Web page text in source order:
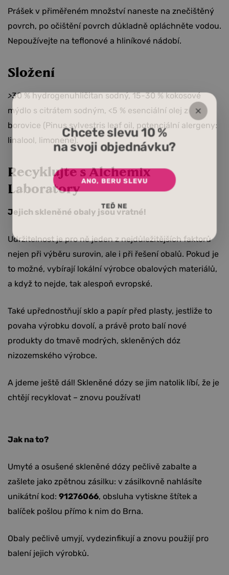
Prášek v přiměřeném množství naneste na znečištěný
povrch, po očištění povrch důkladně opláchněte vodou.
Nepoužívejte na teflonové a hliníkové nádobí.
Složení
>30 % hydrogenuhličitan sodný, 15-30 % kokosové
mýdlo s citrátem sodným, <5 % esenciální olej z
borovice (Pinus sylvestris leaf oil, potenciální alergeny:
linalool, limonene).
Recyklujte s Alchemix
Laboratory
Jejich skleněné obaly jsou vratné!
Udržitelnost je pro ně jeden z nejdůležitějších faktorů
nejen při výběru surovin, ale i při řešení obalů. Pokud je
to možné, vybírají lokální výrobce obalových materiálů,
a když to nejde, tak alespoň evropské.
Také upřednostňují sklo a papír před plasty, jestliže to
povaha výrobku dovolí, a právě proto balí nové
produkty do tmavě modrých, skleněných dóz
nizozemského výrobce.
A jdeme ještě dál! Skleněné dózy se jim natolik líbí, že je
chtějí recyklovat – znovu používat!
Jak na to?
Umyté a osušené skleněné dózy pečlivě zabalte a
zašlete jako zpětnou zásilku: v zásilkovně nahlásíte
unikátní kod: 91276066, obsluha vytiskne štítek a
balíček pošlou přímo k nim do Brna.
Obaly pečlivě umyjí, vydezinfikují a znovu použijí pro
balení jejich výrobků.
Chcete slevu 10 %
na svoji objednávku?
ANO, BERU SLEVU
TEĎ NE